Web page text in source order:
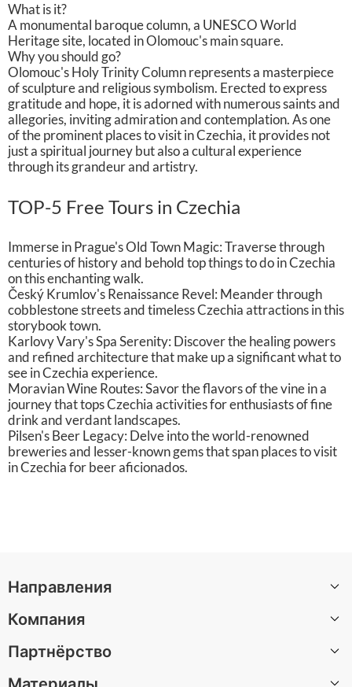
What is it?
A monumental baroque column, a UNESCO World
Heritage site, located in Olomouc's main square.
Why you should go?
Olomouc's Holy Trinity Column represents a masterpiece
of sculpture and religious symbolism. Erected to express
gratitude and hope, it is adorned with numerous saints and
allegories, inviting admiration and contemplation. As one
of the prominent places to visit in Czechia, it provides not
just a spiritual journey but also a cultural experience
through its grandeur and artistry.
TOP-5 Free Tours in Czechia
Immerse in Prague's Old Town Magic: Traverse through
centuries of history and behold top things to do in Czechia
on this enchanting walk.
Český Krumlov's Renaissance Revel: Meander through
cobblestone streets and timeless Czechia attractions in this
storybook town.
Karlovy Vary's Spa Serenity: Discover the healing powers
and refined architecture that make up a significant what to
see in Czechia experience.
Moravian Wine Routes: Savor the flavors of the vine in a
journey that tops Czechia activities for enthusiasts of fine
drink and verdant landscapes.
Pilsen's Beer Legacy: Delve into the world-renowned
breweries and lesser-known gems that span places to visit
in Czechia for beer aficionados.
Направления
Санкт-Петербург
Москва
Барселона
Компания
О нас
Партнёрство
Материалы